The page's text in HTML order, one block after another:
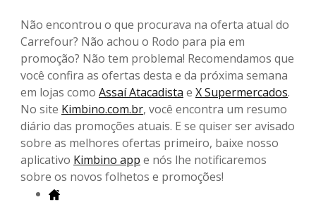
Não encontrou o que procurava na oferta atual do
Carrefour? Não achou o Rodo para pia em
promoção? Não tem problema! Recomendamos que
você confira as ofertas desta e da próxima semana
em lojas como Assaí Atacadista e X Supermercados.
No site Kimbino.com.br, você encontra um resumo
diário das promoções atuais. E se quiser ser avisado
sobre as melhores ofertas primeiro, baixe nosso
aplicativo Kimbino app e nós lhe notificaremos
sobre os novos folhetos e promoções!